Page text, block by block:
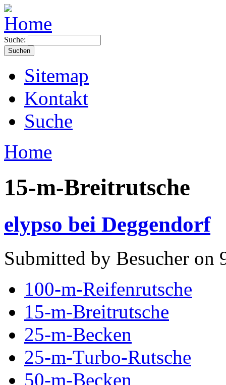
Suche:
Sitemap
Kontakt
Suche
Home
15-m-Breitrutsche
elypso bei Deggendorf
Submitted by Besucher on
100-m-Reifenrutsche
15-m-Breitrutsche
25-m-Becken
25-m-Turbo-Rutsche
50-m-Becken